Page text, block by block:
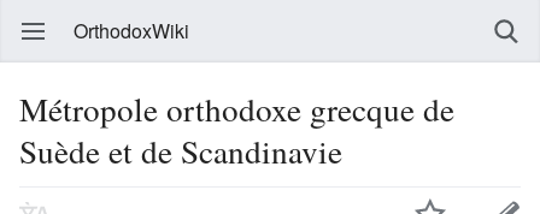
OrthodoxWiki
Métropole orthodoxe grecque de
Suède et de Scandinavie